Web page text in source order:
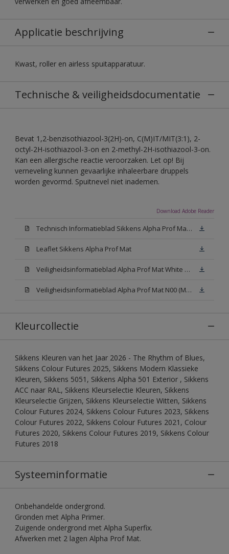
Applicatie beschrijving
Kwast, roller en airless spuitapparatuur.
Technische & veiligheidsdocumentatie
Bevat 1,2-benzisothiazool-3(2H)-on, C(M)IT/MIT(3:1), 2-
octyl-2H-isothiazool-3-on en 2-methyl-2H-isothiazool-3-on.
Kan een allergische reactie veroorzaken. Let op! Bij
verneveling kunnen gevaarlijke inhaleerbare druppels
worden gevormd. Spuitnevel niet inademen.
Download Adobe Reader
Technisch Informatieblad Sikkens Alpha Prof Mat(PDF)
Leaflet Sikkens Alpha Prof Mat
Veiligheidsinformatieblad Alpha Prof Mat White W05 (MSDS)
Veiligheidsinformatieblad Alpha Prof Mat N00 (MSDS)
Kleurcollectie
Sikkens Kleuren van het Jaar 2026 - The Rhythm of Blues,
Sikkens Colour Futures 2025, Sikkens Modern Klassieke
Kleuren, Sikkens 5051, Sikkens Alpha 501 Exterior , Sikkens
ACC naar RAL, Sikkens Kleurselectie Kleuren, Sikkens
Kleurselectie Grijzen, Sikkens Kleurselectie Witten, Sikkens
Colour Futures 2024, Sikkens Colour Futures 2023, Sikkens
Colour Futures 2022, Sikkens Colour Futures 2021, Colour
Futures 2020, Sikkens Colour Futures 2019, Sikkens Colour
Futures 2018
Systeeminformatie
Onbehandelde ondergrond.
Gronden met Alpha Primer.
Zuigende ondergrond met Alpha Superfix.
Afwerken met 2 lagen Alpha Prof Mat.